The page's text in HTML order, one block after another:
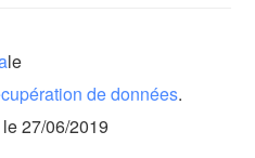
le
de données.
27/06/2019